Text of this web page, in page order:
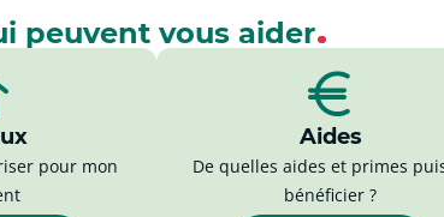
peuvent vous aider
pour mon
Aides
De quelles aides et primes
bénéficier ?